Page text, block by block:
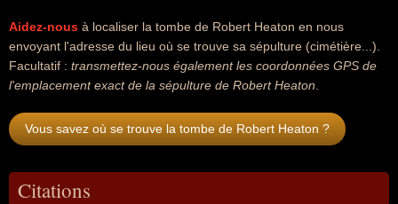
Aidez-nous à localiser la tombe de Robert Heaton en nous
envoyant l'adresse du lieu où se trouve sa sépulture (cimétière...).
Facultatif : transmettez-nous également les coordonnées GPS de
l'emplacement exact de la sépulture de Robert Heaton
Vous savez où se trouve la tombe de Robert Heaton ?
Citations